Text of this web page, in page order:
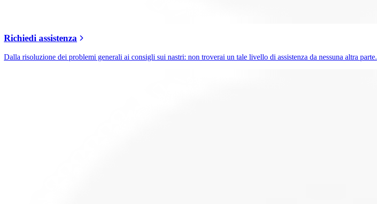
Richiedi assistenza
Dalla risoluzione dei problemi generali ai consigli sui nastri: non troverai un tale livello di assistenza da nessuna altra parte.